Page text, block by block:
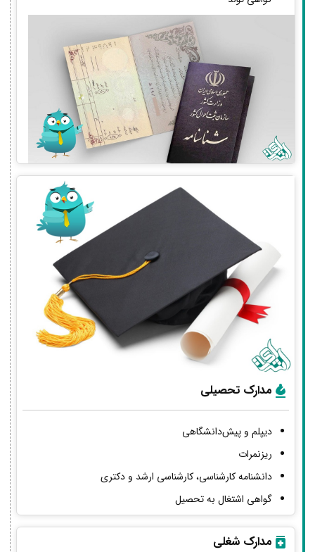
مدارک تحصیلی
دیپلم و پیش‌دانشگاهی
ریزنمرات
دانشنامه کارشناسی، کارشناسی ارشد و دکتری
گواهی اشتغال به تحصیل
مدارک شغلی